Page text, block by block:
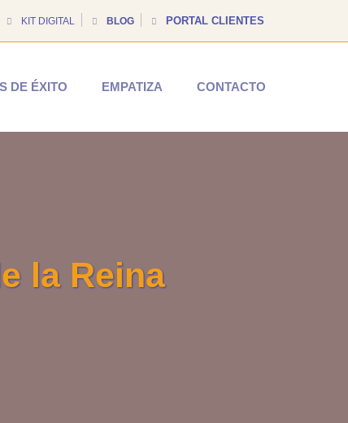
KIT DIGITAL BLOG PORTAL CLIENTES
DE ÉXITO EMPATIZA CONTACTO
la Reina